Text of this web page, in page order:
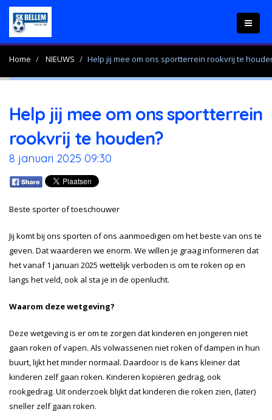
Home NIEUWS Help jij mee om ons sportterrein rookvrij te
Help jij mee om ons sportterrein
rookvrij te houden?
8 januari 2025 09:30
Beste sporter of toeschouwer
Jij komt bij ons sporten of ons aanmoedigen om het beste van ons te
geven. Dat waarderen we enorm. We willen je graag informeren dat
het vanaf 1 januari 2025 wettelijk verboden is om te roken op en
langs het veld, ook al sta je in de openlucht.
Waarom deze wetgeving?
Deze wetgeving is er om te zorgen dat kinderen en jongeren niet
gaan roken of vapen. Als volwassenen niet roken of dampen in hun
buurt, lijkt het minder normaal. Daardoor is de kans kleiner dat
kinderen zelf gaan roken. Kinderen kopiëren gedrag, ook
rookgedrag. Uit onderzoek blijkt dat kinderen die roken zien, (later)
sneller zelf gaan roken.